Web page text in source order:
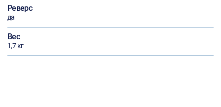
Реверс
да
Вес
1,7 кг